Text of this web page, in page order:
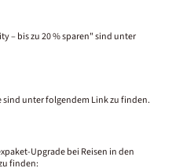
– bis zu 20 % sparen" sind unter
sind unter folgendem Link zu finden.
Upgrade bei Reisen in den
finden: